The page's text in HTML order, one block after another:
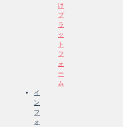
け
プ
ラ
ッ
ト
フ
ォ
ー
ム
イ
ン
フ
ォ